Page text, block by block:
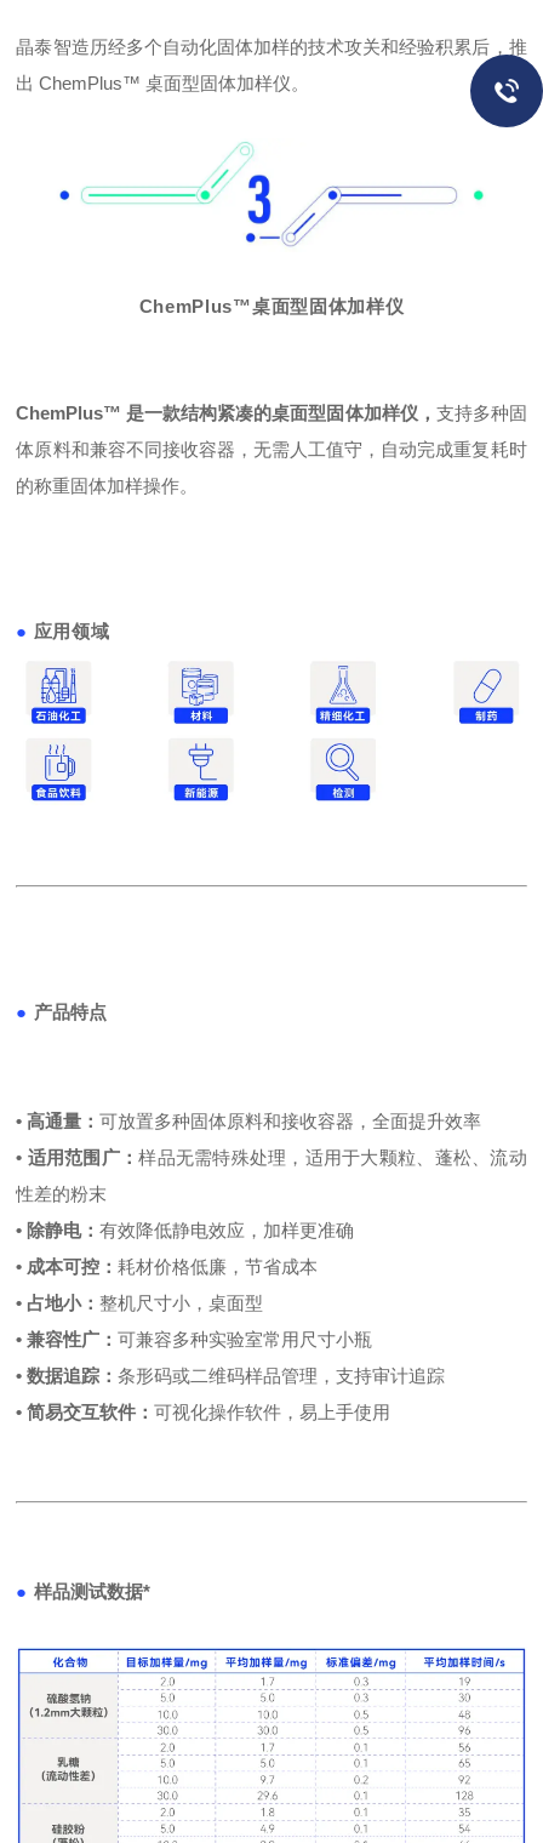
晶泰智造历经多个自动化固体加样的技术攻关和经验积累后，推
出 ChemPlus™ 桌面型固体加样仪。
ChemPlus™桌面型固体加样仪
ChemPlus™ 是一款结构紧凑的桌面型固体加样仪， 支持多种固
体原料和兼容不同接收容器，无需人工值守，自动完成重复耗时
的称重固体加样操作。
● 应用领域
● 产品特点
• 高通量：可放置多种固体原料和接收容器，全面提升效率
• 适用范围广：样品无需特殊处理，适用于大颗粒、蓬松、流动
性差的粉末
• 除静电：有效降低静电效应，加样更准确
• 成本可控：耗材价格低廉，节省成本
• 占地小：整机尺寸小，桌面型
• 兼容性广：可兼容多种实验室常用尺寸小瓶
• 数据追踪：条形码或二维码样品管理，支持审计追踪
• 简易交互软件：可视化操作软件，易上手使用
● 样品测试数据*